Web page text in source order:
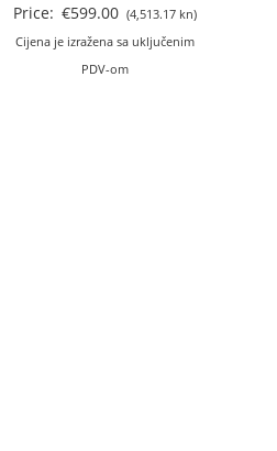
Price: €599.00 (4,513.17 kn)
Cijena je izražena sa uključenim
PDV-om